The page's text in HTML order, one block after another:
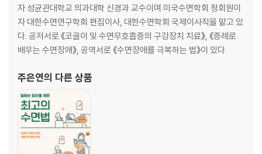
규칙적인 수면 습관의 중요성
나만의 생체시계 맞추기
슬기로운 빛 노출 전략
수면을 돕는 최고의 방법, 단식
침실을 적절한 온도로
나만의 취침 루틴 만들기
수면 일기로 수면 상태 파악하기
자 성균관대학교 의과대학 신경과 교수이며 미국수면학회 정회원이
자 대한수면연구학회 편집이사, 대한수면학회 국제이사직을 맡고 있
다. 공저서로 《코골이 및 수면무호흡증의 구강장치 치료》, 《증례로
배우는 수면장애》, 공역서로 《수면장애를 극복하는 법》이 있다.
주은연의 다른 상품